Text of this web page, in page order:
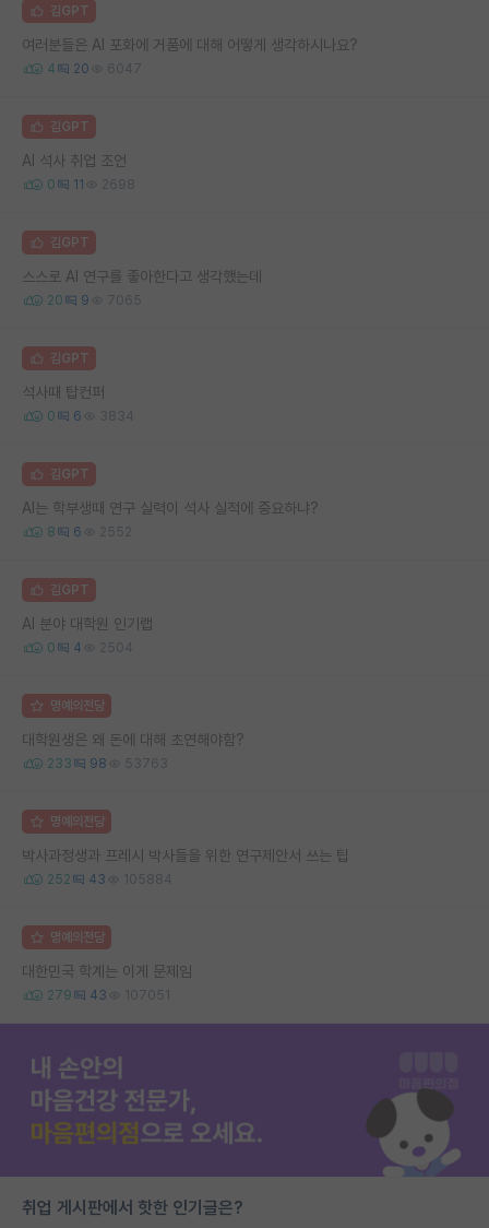
김GPT
여러분들은 AI 포화에 거품에 대해 어떻게 생각하시나요?
4 20 6047
김GPT
AI 석사 취업 조언
0 11 2698
김GPT
스스로 AI 연구를 좋아한다고 생각했는데
20 9 7065
김GPT
석사때 탑컨퍼
0 6 3834
김GPT
AI는 학부생때 연구 실력이 석사 실적에 중요하냐?
8 6 2552
김GPT
AI 분야 대학원 인기랩
0 4 2504
명예의전당
대학원생은 왜 돈에 대해 초연해야함?
233 98 53763
명예의전당
박사과정생과 프레시 박사들을 위한 연구제안서 쓰는 팁
252 43 105884
명예의전당
대한민국 학계는 이게 문제임
279 43 107051
취업 게시판에서 핫한 인기글은?